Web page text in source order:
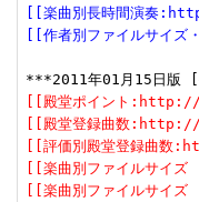
[[楽曲別長時間演奏
[[作者別ファイルサイ
[[殿堂ポイント
[[殿堂登録曲数
[[評価別殿堂登録曲
[[楽曲別ファイルサ
[[楽曲別ファイルサ